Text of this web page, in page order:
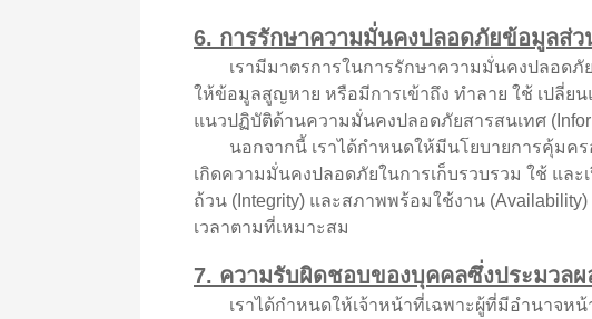
6. การรักษาความมั่นคงปลอดภัยข้อมูลส่
เรามีมาตรการในการรักษาความมั่นคงปลอดภัย
ให้ข้อมูลสูญหาย หรือมีการเข้าถึง ทำลาย ใช้ เปลี่ย
แนวปฏิบัติด้านความมั่นคงปลอดภัยสารสนเทศ
นอกจากนี้ เราได้กำหนดให้มีนโยบายการคุ้มคร
เกิดความมั่นคงปลอดภัยในการเก็บรวบรวม ใช้ แล
ถ้วน (Integrity) และสภาพพร้อมใช้งาน
เวลาตามที่เหมาะสม
7. ความรับผิดชอบของบุคคลซึ่งประมวล
เราได้กำหนดให้เจ้าหน้าที่เฉพาะผู้ที่มีอำนาจหน้า